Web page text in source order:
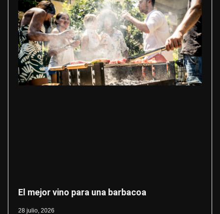
El mejor vino para una barbacoa
28 julio, 2026